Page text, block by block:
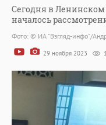
Сегодня в
началось
Фото: © ИА "Взгляд-инфо"/
29 ноября 2023